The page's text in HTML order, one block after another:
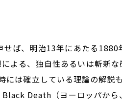
ば、明治13年にあたる
よる、独自性あるいは斬新
は確立している理論の解説
Death（ヨーロッパから